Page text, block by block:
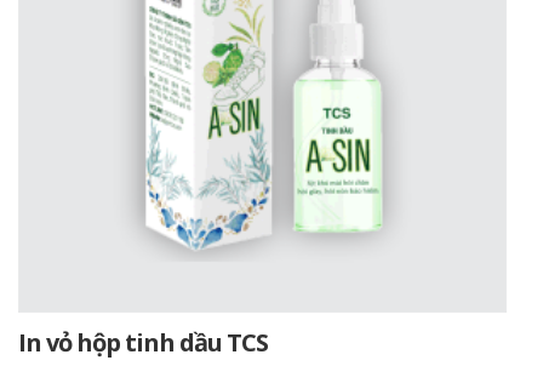
In vỏ hộp tinh dầu TCS